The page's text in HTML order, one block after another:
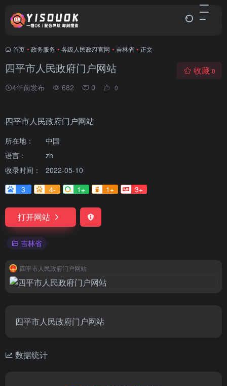
首页 • 政务服务 • 各级人民政府官网 • 吉林省 • 正文
四平市人民政府门户网站
4年前发布 682 0 0
收藏 0
四平市人民政府门户网站
所在地：
中国
语言：
zh
收录时间：
2022-05-10
3
4- 1+ 1+ 3+
打开网站
吉林省
四平市人民政府门户网站
四平市人民政府门户网站
数据统计